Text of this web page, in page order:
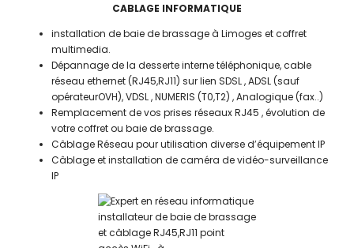
CABLAGE INFORMATIQUE
installation de baie de brassage à Limoges et coffret
multimedia.
Dépannage de la desserte interne téléphonique, cable
réseau ethernet (RJ45,RJ11) sur lien SDSL , ADSL (sauf
opérateurOVH), VDSL , NUMERIS (T0,T2) , Analogique (fax..)
Remplacement de vos prises réseaux RJ45 , évolution de
votre coffret ou baie de brassage.
Câblage Réseau pour utilisation diverse d’équipement IP
Câblage et installation de caméra de vidéo-surveillance
IP